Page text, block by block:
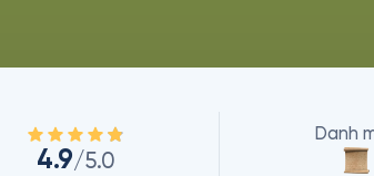
4.9/5.0
Danh